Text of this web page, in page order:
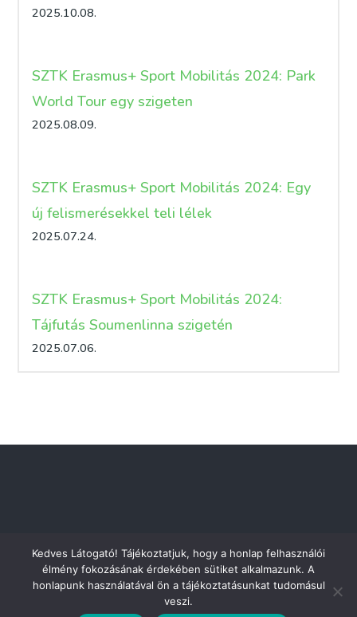
2025.10.08.
SZTK Erasmus+ Sport Mobilitás 2024: Park
World Tour egy szigeten
2025.08.09.
SZTK Erasmus+ Sport Mobilitás 2024: Egy
új felismerésekkel teli lélek
2025.07.24.
SZTK Erasmus+ Sport Mobilitás 2024:
Tájfutás Soumenlinna szigetén
2025.07.06.
Dokumentumtár
Kedves Látogató! Tájékoztatjuk, hogy a honlap felhasználói
élmény fokozásának érdekében sütiket alkalmazunk. A
honlapunk használatával ön a tájékoztatásunkat tudomásul
veszi.